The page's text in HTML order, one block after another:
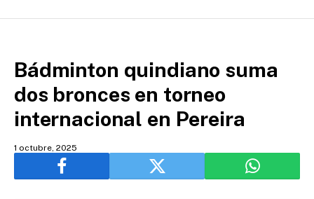
Bádminton quindiano suma
dos bronces en torneo
internacional en Pereira
1 octubre, 2025